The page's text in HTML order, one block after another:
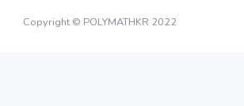
Copyright © POLYMATHKR 2022